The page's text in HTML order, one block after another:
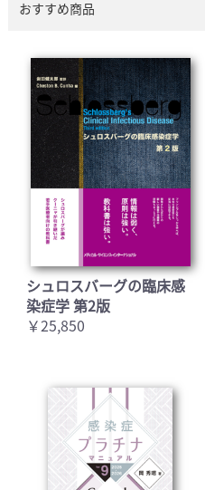
おすすめ商品
シュロスバーグの臨床感
染症学 第2版
￥25,850